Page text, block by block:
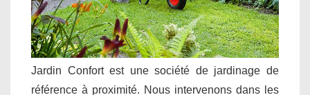
Jardin Confort est une société de jardinage de
référence à proximité. Nous intervenons dans les